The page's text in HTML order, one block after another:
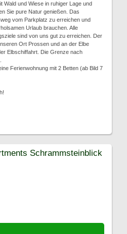
Wald und Wiese in ruhiger Lage und
Sie pure Natur genießen. Das
vom Parkplatz zu erreichen und
Urlaub brauchen. Alle
sind von uns gut zu erreichen. Der
Ort Prossen und an der Elbe
Elbschiffahrt. Die Grenze nach
Ferienwohnung mit 2 Betten (ab Bild 7
Schrammsteinblick